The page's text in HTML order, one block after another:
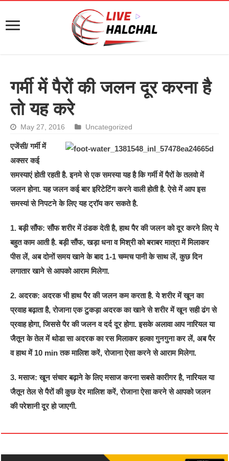
गर्मी में पैरों की जलन दूर करना है
तो यह करे
May 27, 2016 Uncategorized
एजेंसी/ गर्मी में
अक्सर कई
समस्याएं होती रहती है. इनमे से एक समस्या यह है कि गर्मी में पैरों के तलवो में
जलन होना. यह जलन कई बार इरिटेटिंग करने वाली होती है. ऐसे में आप इस
समस्यां से निपटने के लिए यह ट्रॉय कर सकते है.
1. बड़ी सौंफ: सौंफ शरीर में ठंडक देती है, हाथ पैर की जलन को दूर करने लिए ये
बहुत काम आती है. बड़ी सौंफ, खड़ा धना व मिश्री को बराबर मात्रा में मिलाकर
पीस लें, अब दोनों समय खाने के बाद 1-1 चम्मच पानी के साथ लें, कुछ दिन
लगातार खाने से आपको आराम मिलेगा.
2. अदरक: अदरक भी हाथ पैर की जलन कम करता है. ये शरीर में खून का
प्रवाह बढ़ाता है, रोजाना एक टुकड़ा अदरक का खाने से शरीर में खून सही ढंग से
प्रवाह होगा, जिससे पैर की जलन व दर्द दूर होगा. इसके अलावा आप नारियल या
जैतून के तेल में थोडा सा अदरक का रस मिलाकर हल्का गुनगुना कर लें, अब पैर
व हाथ में 10 min तक मालिश करें, रोजाना ऐसा करने से आराम मिलेगा.
3. मसाज: खून संचार बढ़ाने के लिए मसाज करना सबसे कारीगर है, नारियल या
जैतून तेल से पैरों की कुछ देर मालिश करें, रोजाना ऐसा करने से आपको जलन
की परेशानी दूर हो जाएगी.